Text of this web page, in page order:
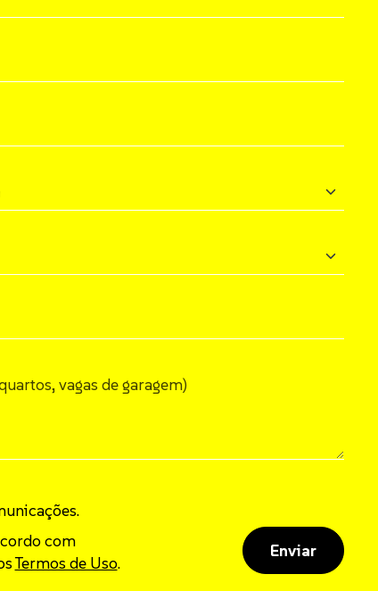
vagas de garagem)
com
Termos de Uso.
Enviar